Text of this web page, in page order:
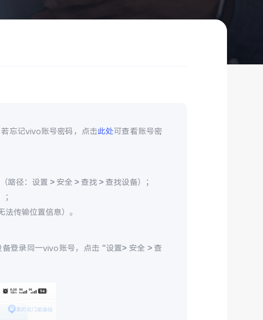
忘记vivo账号密码，点击此处可查看账号密
径：设置 > 安全 > 查找 > 查找设备）；
传输位置信息）。
登录同一vivo账号，点击 “设置> 安全 > 查